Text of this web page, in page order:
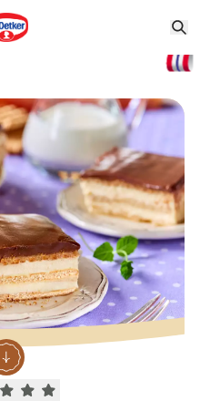
Current rating 5.0. Click to rate.